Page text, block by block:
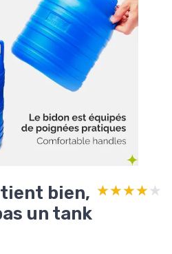
bien,
un tank
★★★★★
★★★★★